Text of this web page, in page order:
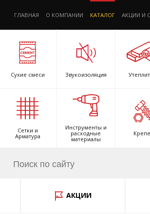
ГЛАВНАЯ О КОМПАНИИ КАТАЛОГ АКЦИИ И
Сухие смеси Звукоизоляция
Сетки и
Арматура
Инструменты и
расходные
материалы
АКЦИИ